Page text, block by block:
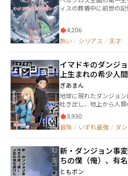
世界のどこかにあると
汚染を受けていない居
ービーが今、始まる
ィスの葬儀中に前世の記
え、ステラを探す旅に出
ーハンターのルナは以前
児だった。 性格も目的
を求めて関わっていく
ていく。
4,206
熱い / シリアス / 天才
イマドキのダンジ
上生まれの希少人
～
ぎあまん
地球に現れたダンジョ
吐き出し、地上から人類
月。ダンジョンに生息
能性を探り観測隊を派遣
ョンは、その日、巨大な
タケルが、ダンジョン
物語である。
3,930
冒険 / いずれ最強 / ダ
新・ダンジョン事
ちの僕（俺）、有
配信者を助けたこ
ともボン